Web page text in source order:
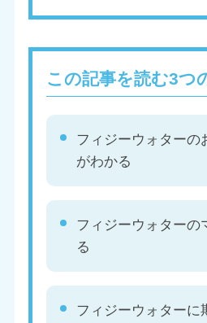
この記事を読む3つ
フィジーウォターの
がわかる
フィジーウォターの
る
フィジーウォターに